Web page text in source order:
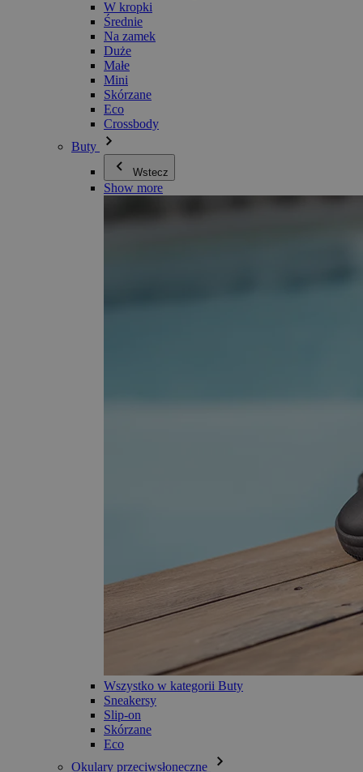
W kropki
Średnie
Na zamek
Duże
Małe
Mini
Skórzane
Eco
Crossbody
Buty
Wstecz
Show more
Wszystko w kategorii Buty
Sneakersy
Slip-on
Skórzane
Eco
Okulary przeciwsłoneczne